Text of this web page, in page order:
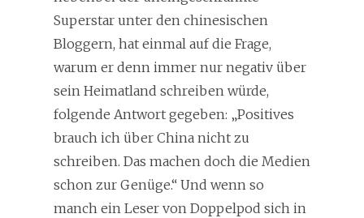
Superstar unter den chinesischen
Bloggern, hat einmal auf die Frage,
warum er denn immer nur negativ über
sein Heimatland schreiben würde,
folgende Antwort gegeben: „Positives
brauch ich über China nicht zu
schreiben. Das machen doch die Medien
schon zur Genüge.“ Und wenn so
manch ein Leser von Doppelpod sich in